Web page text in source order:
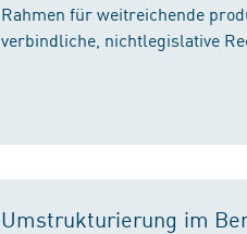
Rahmen für weitreichende
verbindliche, nichtlegislative
Umstrukturierung im